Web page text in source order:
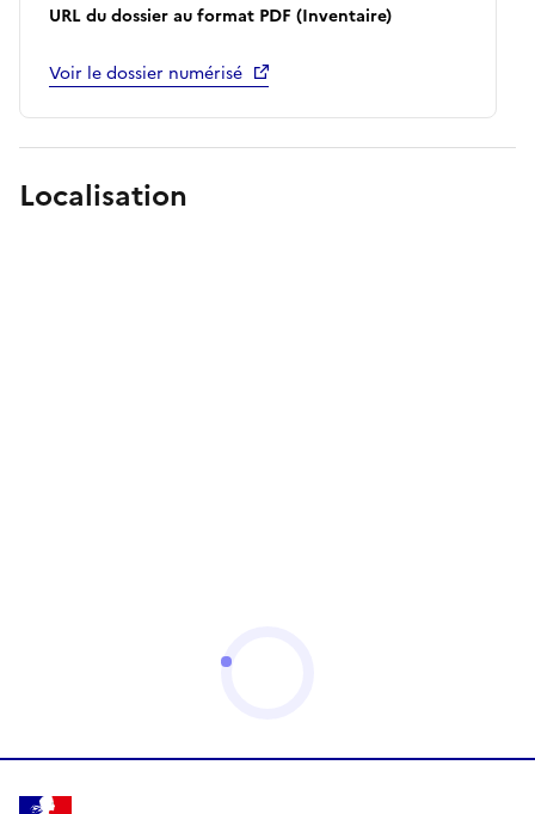
URL du dossier au format PDF (Inventaire)
Voir le dossier numérisé
Localisation